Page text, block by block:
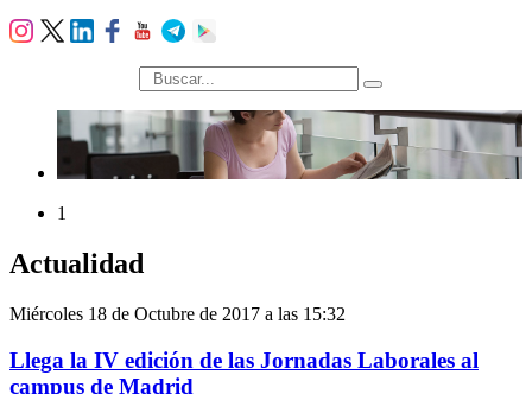
búsqueda
1
Actualidad
Miércoles 18 de Octubre de 2017 a las 15:32
Llega la IV edición de las Jornadas Laborales al
campus de Madrid